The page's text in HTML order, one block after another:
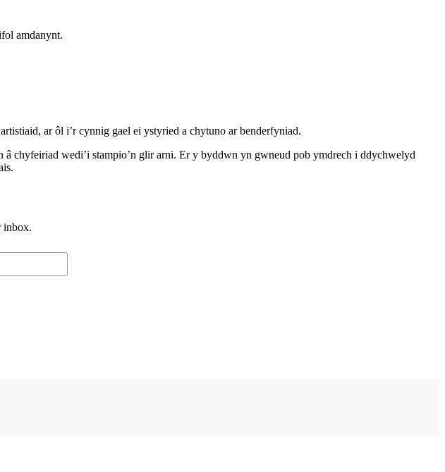
amdanynt.
ar ôl i’r cynnig gael ei ystyried a chytuno ar benderfyniad.
chyfeiriad wedi’i stampio’n glir arni. Er y byddwn yn gwneud pob ymdrech i ddychwelyd
inbox.